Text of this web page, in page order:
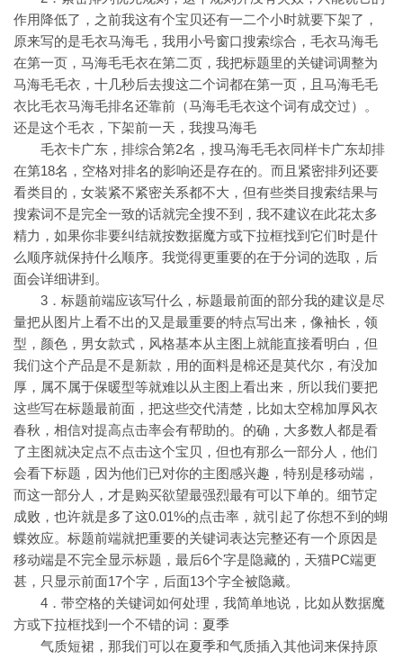
作用降低了，之前我这有个宝贝还有一二个小时就要下架了，
原来写的是毛衣马海毛，我用小号窗口搜索综合，毛衣马海毛
在第一页，马海毛毛衣在第二页，我把标题里的关键词调整为
马海毛毛衣，十几秒后去搜这二个词都在第一页，且马海毛毛
衣比毛衣马海毛排名还靠前（马海毛毛衣这个词有成交过）。
还是这个毛衣，下架前一天，我搜马海毛
毛衣卡广东，排综合第2名，搜马海毛毛衣同样卡广东却排
在第18名，空格对排名的影响还是存在的。而且紧密排列还要
看类目的，女装紧不紧密关系都不大，但有些类目搜索结果与
搜索词不是完全一致的话就完全搜不到，我不建议在此花太多
精力，如果你非要纠结就按数据魔方或下拉框找到它们时是什
么顺序就保持什么顺序。我觉得更重要的在于分词的选取，后
面会详细讲到。
3．标题前端应该写什么，标题最前面的部分我的建议是尽
量把从图片上看不出的又是最重要的特点写出来，像袖长，领
型，颜色，男女款式，风格基本从主图上就能直接看明白，但
我们这个产品是不是新款，用的面料是棉还是莫代尔，有没加
厚，属不属于保暖型等就难以从主图上看出来，所以我们要把
这些写在标题最前面，把这些交代清楚，比如太空棉加厚风衣
春秋，相信对提高点击率会有帮助的。的确，大多数人都是看
了主图就决定点不点击这个宝贝，但也有那么一部分人，他们
会看下标题，因为他们已对你的主图感兴趣，特别是移动端，
而这一部分人，才是购买欲望最强烈最有可以下单的。细节定
成败，也许就是多了这0.01%的点击率，就引起了你想不到的蝴
蝶效应。标题前端就把重要的关键词表达完整还有一个原因是
移动端是不完全显示标题，最后6个字是隐藏的，天猫PC端更
甚，只显示前面17个字，后面13个字全被隐藏。
4．带空格的关键词如何处理，我简单地说，比如从数据魔
方或下拉框找到一个不错的词：夏季
气质短裙，那我们可以在夏季和气质插入其他词来保持原